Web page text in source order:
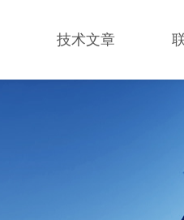
技术文章